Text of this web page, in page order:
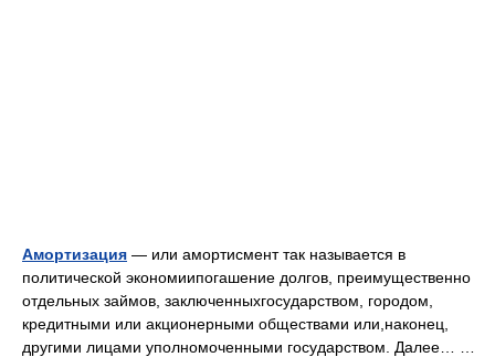
Амортизация — или амортисмент так называется в
политической экономиипогашение долгов, преимущественно
отдельных займов, заключенныхгосударством, городом,
кредитными или акционерными обществами или,наконец,
другими лицами уполномоченными государством. Далее… …